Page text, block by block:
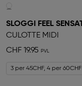
CULOTTE MIDI
CHF 19.95
3 per 45CHF, 4 per 60CHF